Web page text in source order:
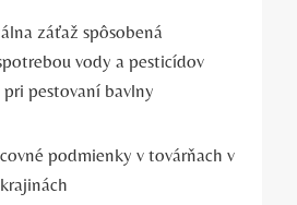
záťaž spôsobená
vody a pesticídov
pestovaní bavlny
podmienky v továrňach v